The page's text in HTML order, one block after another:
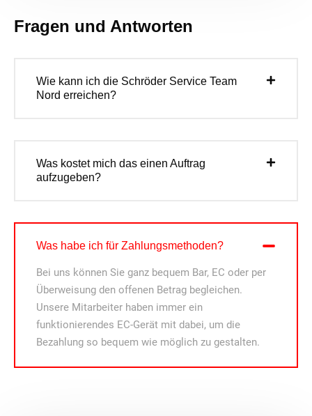
Fragen und Antworten
Wie kann ich die Schröder Service Team
Nord erreichen?
Was kostet mich das einen Auftrag
aufzugeben?
Was habe ich für Zahlungsmethoden?
Bei uns können Sie ganz bequem Bar, EC oder per
Überweisung den offenen Betrag begleichen.
Unsere Mitarbeiter haben immer ein
funktionierendes EC-Gerät mit dabei, um die
Bezahlung so bequem wie möglich zu gestalten.